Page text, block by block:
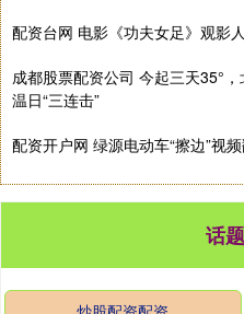
配资台网 电影《功夫女足》观影
成都股票配资公司 今起三天35°
温日“三连击”
配资开户网 绿源电动车“擦边”视
话